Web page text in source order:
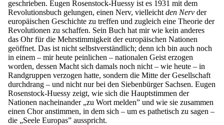
geschrieben. Eugen Rosenstock-Huessy ist es 1931 mit dem
Revolutionsbuch gelungen, einen Nerv, vielleicht den Nerv der
europäischen Geschichte zu treffen und zugleich eine Theorie der
Revolutionen zu schaffen. Sein Buch hat mir wie kein anderes
das Ohr für die Mehrstimmigkeit der europäischen Nationen
geöffnet. Das ist nicht selbstverständlich; denn ich bin auch noch
in einem – mir heute peinlichen – nationalen Geist erzogen
worden, dessen Macht sich damals noch nicht – wie heute – in
Randgruppen verzogen hatte, sondern die Mitte der Gesellschaft
durchdrang – und nicht nur bei den Siebenbürger Sachsen. Eugen
Rosenstock-Huessy zeigt, wie sich die Hauptstimmen der
Nationen nacheinander „zu Wort melden” und wie sie zusammen
einen Chor anstimmen, in dem sich – um es pathetisch zu sagen –
die „Seele Europas” ausspricht.